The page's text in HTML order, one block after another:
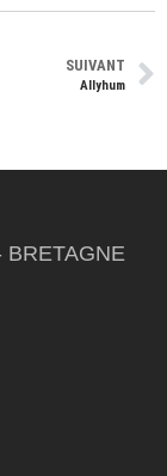
SUIVANT
Allyhum
BRETAGNE